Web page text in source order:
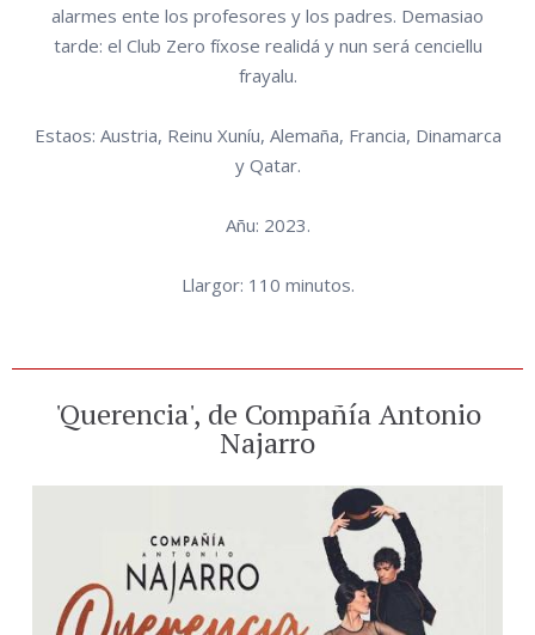
alarmes ente los profesores y los padres. Demasiao
tarde: el Club Zero fíxose realidá y nun será cenciellu
frayalu.
Estaos: Austria, Reinu Xuníu, Alemaña, Francia, Dinamarca
y Qatar.
Añu: 2023.
Llargor: 110 minutos.
'Querencia', de Compañía Antonio
Najarro